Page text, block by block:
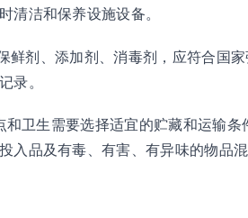
清洁和保养设施设备。
鲜剂、添加剂、消毒剂，应符合国
录。
和卫生需要选择适宜的贮藏和运输
入品及有毒、有害、有异味的物品